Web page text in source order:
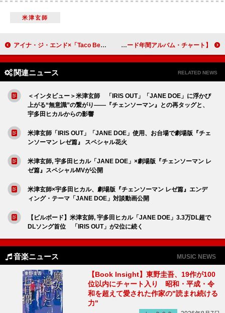
米津玄師
アイナ・ジ・エンド×「Taco Bell」がコラボ、楽曲「革命道中」イメージの『タコベル道中』 【2025年米ビルボード年間アルバム・チャート】テイラー・スウィフト『ザ・ライフ・オブ・ア・ショーガール』で通算5作目の首位、集計対象は1週のみ
関連ニュース RELATED NEWS
＜インタビュー＞米津玄師 「IRIS OUT」「JANE DOE」に浮かび
上がる“無意識”の繋がり――『チェンソーマン』との再タッグと、
宇多田ヒカルからの影響
米津玄師「IRIS OUT」「JANE DOE」使用、お台場で劇場版『チェ
ンソーマン レゼ篇』 スペシャル花火
米津玄師, 宇多田ヒカル「JANE DOE」×劇場版『チェンソーマン レ
ゼ篇』スペシャルMVが公開
米津玄師×宇多田ヒカル、劇場版『チェンソーマン レゼ篇』エンデ
ィング・テーマ「JANE DOE」対談動画公開
【ビルボード】米津玄師, 宇多田ヒカル「JANE DOE」3.3万DL超で
DLソング首位 「IRIS OUT」が2位に続く
音楽ニュース MUSIC NEWS
【Book Insight】東野圭吾、19作が100
位以内にチャート入り 昭和・平成・令
和を超えて愛された作家の"読まれ続ける
力"